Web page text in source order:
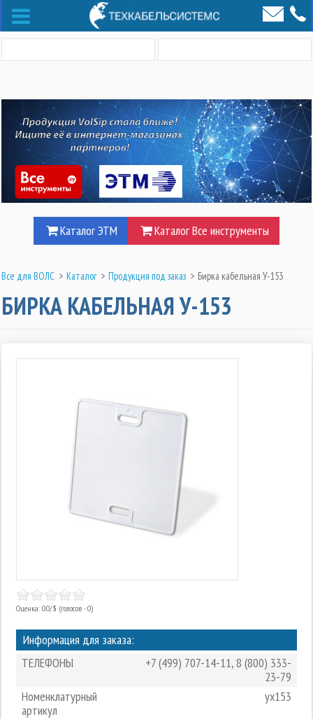
Каталог ЭТМ Каталог Все инструменты
Все для ВОЛС > Каталог > Продукция под заказ > Бирка кабельная У-153
БИРКА КАБЕЛЬНАЯ У-153
Оценка: 0.0/5 (голосов - 0)
Информация для заказа:
ТЕЛЕФОНЫ
+7 (499) 707-14-11,8 (800) 333-
23-79
Номенклатурный
артикул
yx153